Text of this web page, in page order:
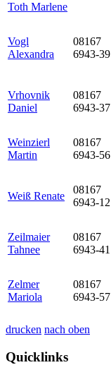
Toth Marlene
Vogl
Alexandra
08167
6943-39
Vrhovnik
Daniel
08167
6943-37
Weinzierl
Martin
08167
6943-56
Weiß Renate
08167
6943-12
Zeilmaier
Tahnee
08167
6943-41
Zelmer
Mariola
08167
6943-57
drucken nach oben
Quicklinks